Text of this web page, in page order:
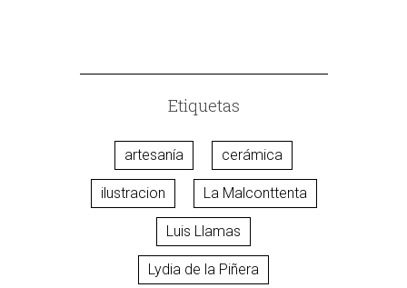
Etiquetas
artesanía cerámica
ilustracion La Malconttenta
Luis Llamas
Lydia de la Piñera